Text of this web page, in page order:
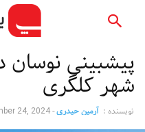
پیشبینی نوسان
شهر کلگری
نویسنده : آرمین حیدری-
24, 2024